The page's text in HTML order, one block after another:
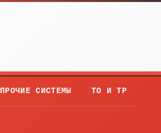
ПРОЧИЕ СИСТЕМЫ ТО И ТР